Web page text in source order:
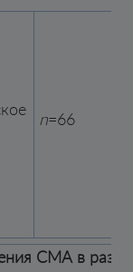
n=66
СМА в